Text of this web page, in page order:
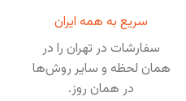
سریع به همه ایران
سفارشات در تهران را در
همان لحظه و سایر روش‌ها
در همان روز.